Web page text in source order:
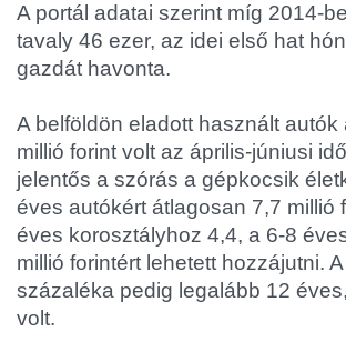
A portál adatai szerint míg 2014-
tavaly 46 ezer, az idei első hat
gazdát havonta.
A belföldön eladott használt
millió forint volt az április-júniusi
jelentős a szórás a gépkocsik
éves autókért átlagosan 7,7 millió
éves korosztályhoz 4,4, a 6-8
millió forintért lehetett hozzájutni.
százaléka pedig legalább 12
volt.